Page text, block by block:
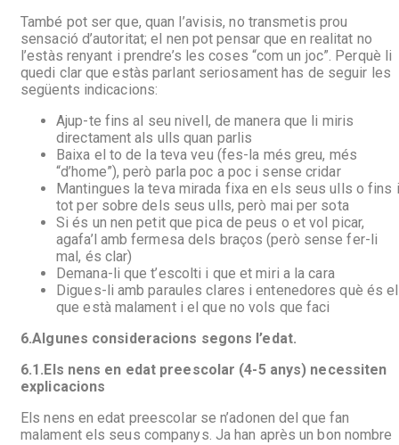
També pot ser que, quan l’avisis, no transmetis prou
sensació d’autoritat; el nen pot pensar que en realitat no
l’estàs renyant i prendre’s les coses “com un joc”. Perquè li
quedi clar que estàs parlant seriosament has de seguir les
següents indicacions:
Ajup-te fins al seu nivell, de manera que li miris
directament als ulls quan parlis
Baixa el to de la teva veu (fes-la més greu, més
“d’home”), però parla poc a poc i sense cridar
Mantingues la teva mirada fixa en els seus ulls o fins i
tot per sobre dels seus ulls, però mai per sota
Si és un nen petit que pica de peus o et vol picar,
agafa’l amb fermesa dels braços (però sense fer-li
mal, és clar)
Demana-li que t’escolti i que et miri a la cara
Digues-li amb paraules clares i entenedores què és el
que està malament i el que no vols que faci
6.Algunes consideracions segons l’edat.
6.1.Els nens en edat preescolar (4-5 anys) necessiten
explicacions
Els nens en edat preescolar se n’adonen del que fan
malament els seus companys. Ja han après un bon nombre